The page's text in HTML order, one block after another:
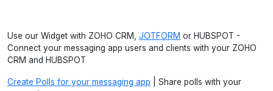
Use our Widget with ZOHO CRM, JOTFORM or HUBSPOT -
Connect your messaging app users and clients with your ZOHO
CRM and HUBSPOT
Create Polls for your messaging app | Share polls with your